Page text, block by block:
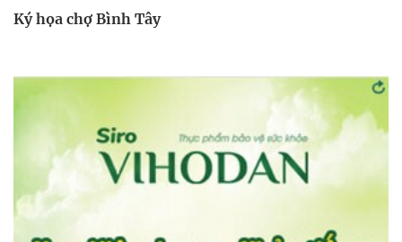
Ký họa chợ Bình Tây